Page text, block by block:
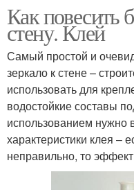
Как повесить
стену. Клей
Самый простой и
зеркало к стене –
использовать для
водостойкие составы
использованием нужно
характеристики клея –
неправильно, то